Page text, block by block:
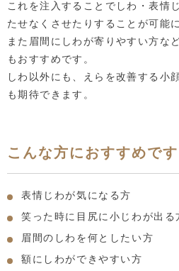
これを注入することでしわ・表情
たせなくさせたりすることが可能
また眉間にしわが寄りやすい方な
もおすすめです。
しわ以外にも、えらを改善する小
も期待できます。
こんな方におすすめです
表情じわが気になる方
笑った時に目尻に小じわが出る
眉間のしわを何としたい方
額にしわができやすい方